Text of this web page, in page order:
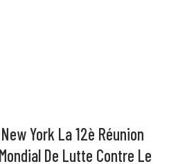
York La 12è Réunion
De Lutte Contre Le